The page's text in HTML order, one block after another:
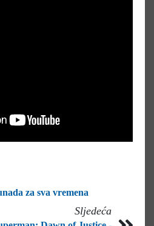
za sva vremena
Sljedeća